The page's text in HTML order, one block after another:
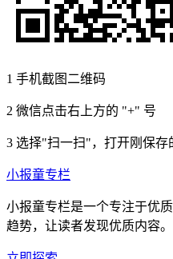
1 手机截图二维码
2 微信点击右上方的 "+" 号
3 选择"扫一扫"，打开刚保存
小报童专栏
小报童专栏是一个专注于优
趋势，让读者发现优质内容。